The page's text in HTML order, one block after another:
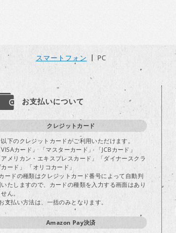
スマートフォン PC
お支払いについて
クレジットカード
以下のクレジットカードがご利用いただけます。
VISAカード」 「マスターカード」 「JCBカード」
アメリカン・エキスプレスカード」「ダイナースクラ
カード」 「オリコカード」
ードの種類はクレジットカード番号によって自動判
いたしますので、カードの種類を入力する画面はあり
ん。
支払い方法は、一括のみとなります。
Amazon Pay決済